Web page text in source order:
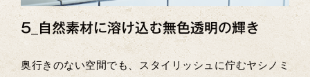
5_自然素材に溶け込む無色透明の輝き
奥行きのない空間でも、スタイリッシュに佇むヤシノミ